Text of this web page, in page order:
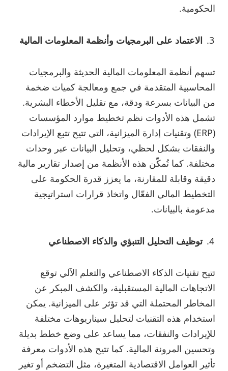
الحكومية.
الاعتماد على البرمجيات وأنظمة المعلومات المالية
تسهم أنظمة المعلومات المالية الحديثة والبرمجيات
المحاسبية المتقدمة في جمع ومعالجة كميات ضخمة
من البيانات بسرعة ودقة، مع تقليل الأخطاء البشرية.
تشمل هذه الأدوات نظم تخطيط موارد المؤسسات
(ERP) وتقنيات إدارة الميزانية، التي تتيح تتبع الإيرادات
والنفقات بشكل لحظي، وتحليل البيانات عبر وحدات
مختلفة. كما تُمكّن هذه الأنظمة من إصدار تقارير مالية
دقيقة وقابلة للمقارنة، ما يعزز قدرة الحكومة على
التخطيط المالي الفعّال واتخاذ قرارات استراتيجية
مدعومة بالبيانات.
توظيف التحليل التنبؤي والذكاء الاصطناعي
تتيح تقنيات الذكاء الاصطناعي والتعلم الآلي توقع
الاتجاهات المالية المستقبلية، والكشف المبكر عن
المخاطر المحتملة التي قد تؤثر على الميزانية. يمكن
استخدام هذه التقنيات لتحليل سيناريوهات مختلفة
للإيرادات والنفقات، مما يساعد على وضع خطط بديلة
وتحسين المرونة المالية. كما تتيح هذه الأدوات معرفة
تأثير العوامل الاقتصادية المتغيرة، مثل التضخم أو تغير